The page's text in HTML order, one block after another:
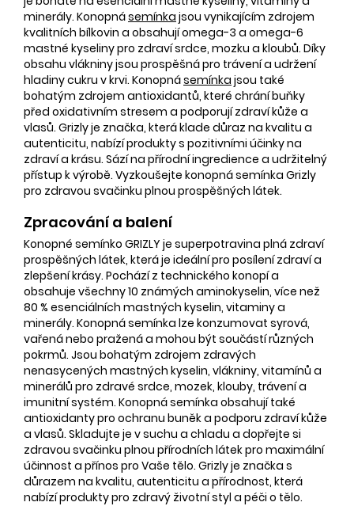
minerály. Konopnásemínka jsou vynikajícím zdrojem
kvalitních bílkovin a obsahují omega-3 a omega-6
mastné kyseliny pro zdraví srdce, mozku a kloubů. Díky
obsahu vlákniny jsou prospěšná pro trávení a udržení
hladiny cukru v krvi. Konopnásemínka jsou také
bohatým zdrojem antioxidantů, které chrání buňky
před oxidativním stresem a podporují zdraví kůže a
vlasů. Grizly je značka, která klade důraz na kvalitu a
autenticitu, nabízí produkty s pozitivními účinky na
zdraví a krásu. Sází na přírodní ingredience a udržitelný
přístup k výrobě. Vyzkoušejte konopná semínka Grizly
pro zdravou svačinku plnou prospěšných látek.
Zpracování a balení
Konopné semínko GRIZLY je superpotravina plná zdraví
prospěšných látek, která je ideální pro posílení zdraví a
zlepšení krásy. Pochází z technického konopí a
obsahuje všechny 10 známých aminokyselin, více než
80 % esenciálních mastných kyselin, vitaminy a
minerály. Konopná semínka lze konzumovat syrová,
vařená nebo pražená a mohou být součástí různých
pokrmů. Jsou bohatým zdrojem zdravých
nenasycených mastných kyselin, vlákniny, vitamínů a
minerálů pro zdravé srdce, mozek, klouby, trávení a
imunitní systém. Konopná semínka obsahují také
antioxidanty pro ochranu buněk a podporu zdraví kůže
a vlasů. Skladujte je v suchu a chladu a dopřejte si
zdravou svačinku plnou přírodních látek pro maximální
účinnost a přínos pro Vaše tělo. Grizly je značka s
důrazem na kvalitu, autenticitu a přírodnost, která
nabízí produkty pro zdravý životní styl a péči o tělo.